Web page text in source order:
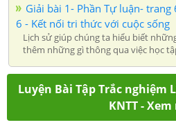
Giải bài 1- Phần Tự luận-
6 - Kết nối tri thức với cuộc sống
Lịch sử giúp chúng ta hiểu biết
thêm những gì thông qua việc học
Luyện Bài Tập Trắc nghiệm
KNTT -